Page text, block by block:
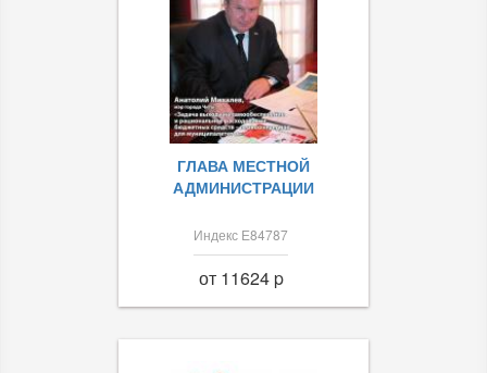
ГЛАВА МЕСТНОЙ
АДМИНИСТРАЦИИ
Индекс Е84787
от 11624 p